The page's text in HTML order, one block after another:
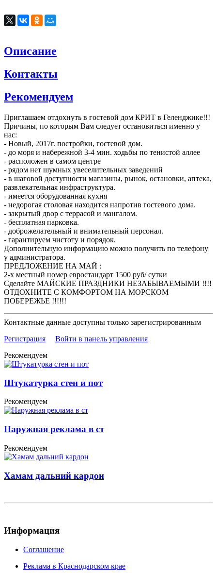
Описание
Контакты
Рекомендуем
Приглашаем отдохнуть в гостевой дом КРИТ в Геленджике!!!
Причины, по которым Вам следует остановиться именно у
нас:
- Новый, 2017г. постройки, гостевой дом.
- до моря и набережной 3-4 мин. ходьбы по тенистой аллее
- расположен в самом центре
- рядом нет шумных увеселительных заведений
- в шаговой доступности магазины, рынок, остановки, аптека,
развлекательная инфраструктура.
- имеется оборудованная кухня
- недорогая столовая находится напротив гостевого дома.
- закрытый двор с террасой и мангалом.
- бесплатная парковка.
- доброжелательный и внимательный персонал.
- гарантируем чистоту и порядок.
Дополнительную информацию можно получить по телефону
у администратора.
ПРЕДЛОЖЕНИЕ НА МАЙ :
2-х местный номер евростандарт 1500 руб/ сутки
Сделайте МАЙСКИЕ ПРАЗДНИКИ НЕЗАБЫВАЕМЫМИ !!!!
ОТДОХНИТЕ С КОМФОРТОМ НА МОРСКОМ
ПОБЕРЕЖЬЕ !!!!!!
Контактные данные доступны только зарегистрированным
Регистрация
Войти в панель управления
Рекомендуем
Штукатурка стен и пот
Рекомендуем
Наружная реклама в ст
Рекомендуем
Хамам дальний кардон
Информация
Соглашение
Реклама в Краснодарском крае